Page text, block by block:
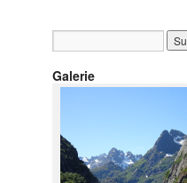
Galerie